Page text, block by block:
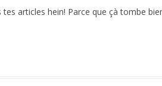
articles hein! Parce que çà tombe